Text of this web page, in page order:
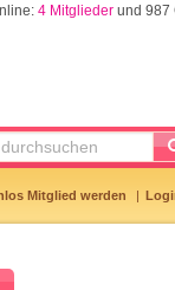
4 Mitglieder und 987
Mitglied werden